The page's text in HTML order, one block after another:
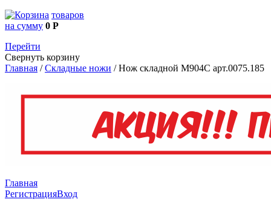
товаров
на сумму 0 Р
Перейти
Свернуть корзину
Главная /Складные ножи /Нож складной M904C арт.0075.185
Главная
РегистрацияВход